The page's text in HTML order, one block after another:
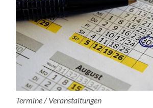
Termine / Veranstaltungen